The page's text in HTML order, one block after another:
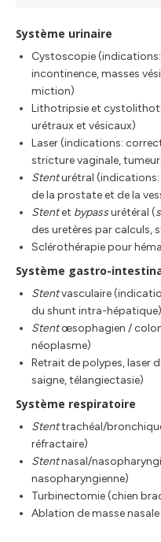
Système urinaire
Cystoscopie
incontinence, masses
miction)
Lithotripsie et
urétraux et vésicaux)
Laser (indications:
stricture vaginale,
Stenturétral (indications:
de la prostate et de la
Stentet bypassurétéral (
des uretères par calculs,
Sclérothérapie pour
Système gastro-
Stentvasculaire
du shunt intra-hépatique)
Stentœsophagien /
néoplasme)
Retrait de polypes, laser
saigne, télangiectasie)
Système respiratoire
Stenttrachéal/
réfractaire)
Stentnasal/
nasopharyngienne)
Turbinectomie (chien
Ablation de masse nasale